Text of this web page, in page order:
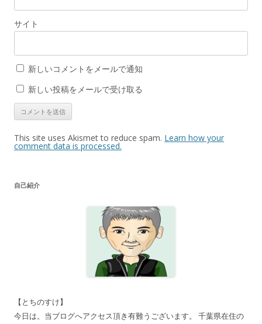
サイト
新しいコメントをメールで通知
新しい投稿をメールで受け取る
This site uses Akismet to reduce spam. Learn how your
comment data is processed.
自己紹介
【とちのすけ】
今日は。当ブログへアクセス頂き有難うございます。 千葉県在住の